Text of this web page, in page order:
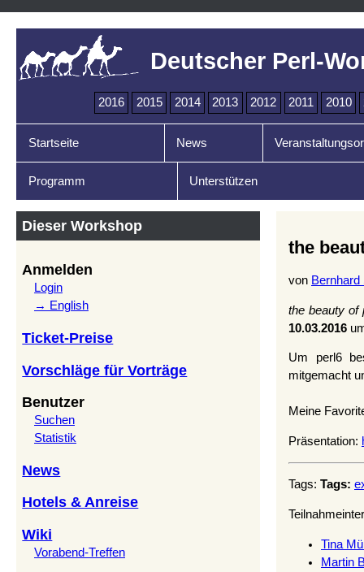
Deutscher Perl-
2016 2015 2014 2013 2012 2011 2010
Startseite News
Programm Unterstützen
Dieser Workshop
Anmelden
Login
→ English
Ticket-Preise
Vorschläge für Vorträge
Benutzer
Suchen
Statistik
News
Hotels & Anreise
Wiki
Vorabend-Treffen
the
von Bernhard
the beauty of
10.03.2016
Um perl6
mitgemacht
Meine
Präsentation:
Tags: Tags:
Tina
Martin